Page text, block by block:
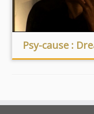
Psy-cause :